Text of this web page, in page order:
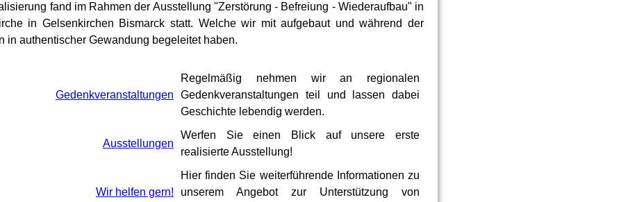
fand im Rahmen der Ausstellung "Zerstörung - Befreiung - Wiederaufbau" in
in Gelsenkirchen Bismarck statt. Welche wir mit aufgebaut und während der
in authentischer Gewandung begeleitet haben.
Gedenkveranstaltungen
Regelmäßig nehmen wir an regionalen
Gedenkveranstaltungen teil und lassen dabei
Geschichte lebendig werden.
Ausstellungen
Werfen Sie einen Blick auf unsere erste
realisierte Ausstellung!
Wir helfen gern!
Hier finden Sie weiterführende Informationen zu
unserem Angebot zur Unterstützung von